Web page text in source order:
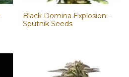
Black Domina Explosion –
Sputnik Seeds